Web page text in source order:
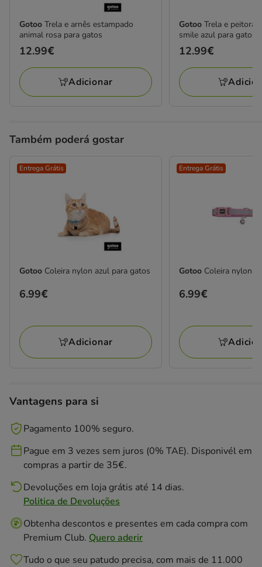
Gotoo Trela e arnês estampado
animal rosa para gatos
Preço
12.99€
12.99€
Adicionar
GotooTrela e peitoral
smile azul para gatos
Preço
12.99€
12.99€
Também poderá gostar
Entrega Grátis
Gotoo Coleira nylon azul para gatos
Preço
6.99€
Adicionar
Entrega Grátis
Gotoo Coleira nylon
Preço
6.99€
Vantagens para si
Pagamento 100% seguro.
Pague em 3 vezes sem juros (0% TAE). Disponivél em
compras a partir de 35€.
Devoluções em loja grátis até 14 dias.
Politica de Devoluções
Obtenha descontos e presentes em cada compra com
Premium Club. Quero aderir
Tudo o que seu patudo precisa, com mais de 11.000